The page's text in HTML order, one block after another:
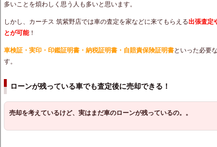
多いことを煩わしく思う人も多いと思います。
しかし、カーチス 筑紫野店では車の査定を家などに来てもらえる出張査定
とが可能！
車検証・実印・印鑑証明書・納税証明書・自賠責保険証明書といった必要
す。
ローンが残っている車でも査定後に売却できる！
売却を考えているけど、実はまだ車のローンが残っているの。。